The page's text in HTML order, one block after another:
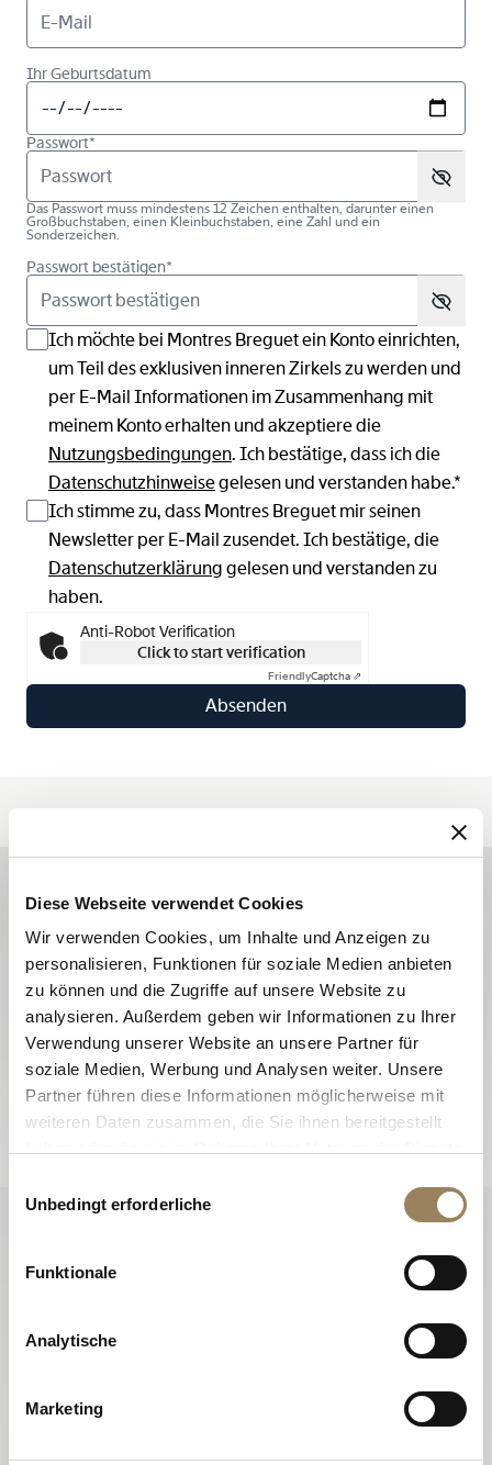
Diese Webseite verwendet Cookies
Wir verwenden Cookies, um Inhalte und Anzeigen zu
personalisieren, Funktionen für soziale Medien anbieten
zu können und die Zugriffe auf unsere Website zu
analysieren. Außerdem geben wir Informationen zu Ihrer
Verwendung unserer Website an unsere Partner für
soziale Medien, Werbung und Analysen weiter. Unsere
Partner führen diese Informationen möglicherweise mit
weiteren Daten zusammen, die Sie ihnen bereitgestellt
Unbedingt erforderliche
Funktionale
Analytische
Marketing
Ihr Geburtsdatum
Passwort*
Das Passwort muss mindestens 12 Zeichen enthalten, darunter einen
Großbuchstaben, einen Kleinbuchstaben, eine Zahl und ein
Sonderzeichen.
Passwort bestätigen*
Ich möchte bei Montres Breguet ein Konto einrichten,
um Teil des exklusiven inneren Zirkels zu werden und
per E-Mail Informationen im Zusammenhang mit
meinem Konto erhalten und akzeptiere die
Nutzungsbedingungen. Ich bestätige, dass ich die
Datenschutzhinweisegelesen und verstanden habe.*
Ich stimme zu, dass Montres Breguet mir seinen
Newsletter per E-Mail zusendet. Ich bestätige, die
Datenschutzerklärunggelesen und verstanden zu
haben.
Anti-Robot Verification
Click to start verification
FriendlyCaptcha ⇗
Abonnieren Sie unseren
Newsletter
Mit den Newslettern von Breguet erfahren Sie die
Neuigkeiten, die die Maison das ganze Jahr über
lebendig halten, und werden über alle Neuheiten
informiert.
Anmelden